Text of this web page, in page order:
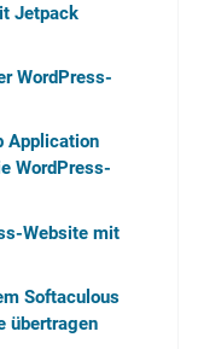
Jetpack
WordPress-
Application
WordPress-
Website mit
Softaculous
übertragen